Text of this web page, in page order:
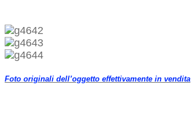
Foto originali dell’oggetto effettivamente in vendita